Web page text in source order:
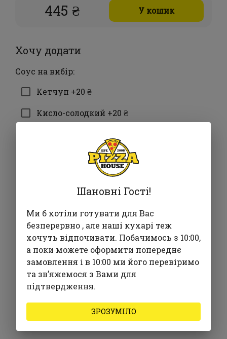
445 ₴ У кошик
Хочу додати
Соус на вибір:
Кетчуп +20 ₴
Кисло-солодкий +20 ₴
Солодкий Чілі +25 ₴
Журавлинний +30 ₴
Песто +35 ₴
Спайсі +30 ₴
Унагі +15 ₴
Сирний +30 ₴
Блю Чіз +25 ₴
Шановні Гості!
Ми б хотіли готувати для Вас
безперервно , але наші кухарі теж
хочуть відпочивати. Побачимось з 10:00,
а поки можете оформити попереднє
замовлення і в 10:00 ми його перевіримо
та звʼяжемося з Вами для
підтвердження.
ЗРОЗУМІЛО